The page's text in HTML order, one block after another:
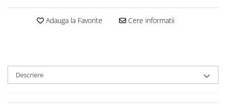
Adauga la Favorite Cere informatii
Descriere